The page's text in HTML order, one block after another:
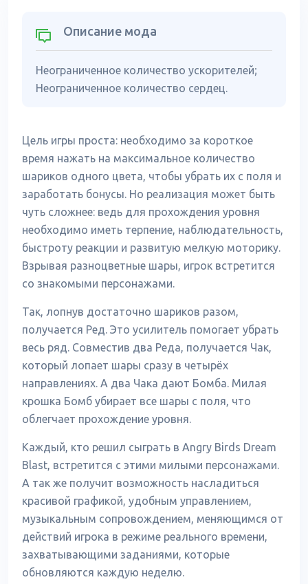
Описание мода
Неограниченное количество ускорителей;
Неограниченное количество сердец.
Цель игры проста: необходимо за короткое
время нажать на максимальное количество
шариков одного цвета, чтобы убрать их с поля и
заработать бонусы. Но реализация может быть
чуть сложнее: ведь для прохождения уровня
необходимо иметь терпение, наблюдательность,
быстроту реакции и развитую мелкую моторику.
Взрывая разноцветные шары, игрок встретится
со знакомыми персонажами.
Так, лопнув достаточно шариков разом,
получается Ред. Это усилитель помогает убрать
весь ряд. Совместив два Реда, получается Чак,
который лопает шары сразу в четырёх
направлениях. А два Чака дают Бомба. Милая
крошка Бомб убирает все шары с поля, что
облегчает прохождение уровня.
Каждый, кто решил сыграть в Angry Birds Dream
Blast, встретится с этими милыми персонажами.
А так же получит возможность насладиться
красивой графикой, удобным управлением,
музыкальным сопровождением, меняющимся от
действий игрока в режиме реального времени,
захватывающими заданиями, которые
обновляются каждую неделю.